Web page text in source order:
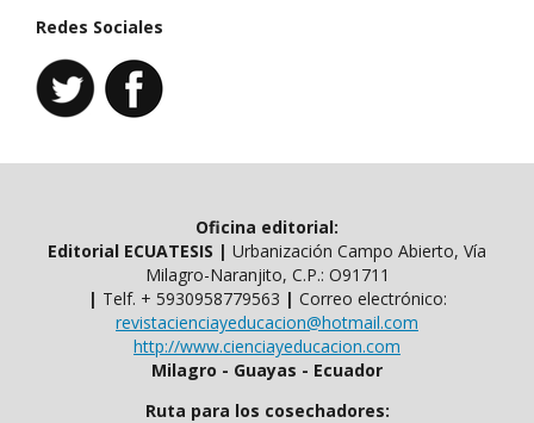
Redes Sociales
Oficina editorial:
Editorial ECUATESIS | Urbanización Campo Abierto, Vía
Milagro-Naranjito, C.P.: O91711
| Telf. ​​+ 5930958779563 | Correo electrónico:
revistacienciayeducacion@hotmail.com
http://www.cienciayeducacion.com
Milagro - Guayas - Ecuador
Ruta para los cosechadores: